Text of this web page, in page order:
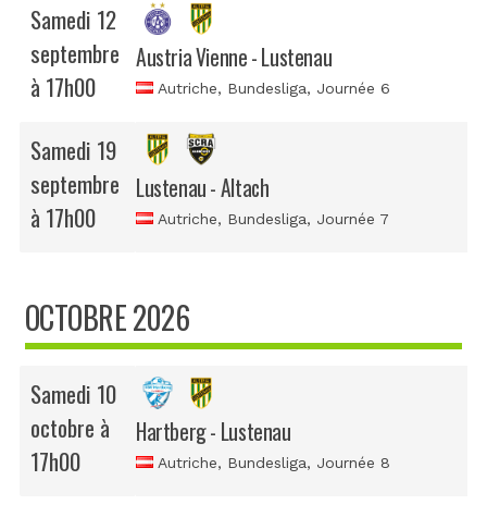
Samedi 12
septembre
à 17h00
Austria Vienne - Lustenau
Autriche, Bundesliga, Journée 6
Samedi 19
septembre
à 17h00
Lustenau - Altach
Autriche, Bundesliga, Journée 7
OCTOBRE 2026
Samedi 10
octobre à
17h00
Hartberg - Lustenau
Autriche, Bundesliga, Journée 8